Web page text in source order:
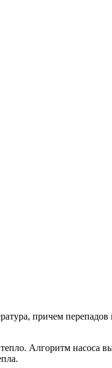
причем
Алгоритм насоса